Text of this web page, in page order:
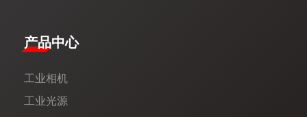
产品中心
工业相机
工业光源